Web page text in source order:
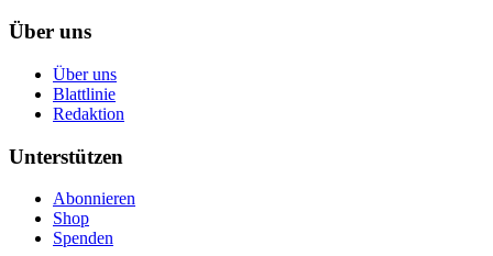
Über uns
Über uns
Blattlinie
Redaktion
Unterstützen
Abonnieren
Shop
Spenden